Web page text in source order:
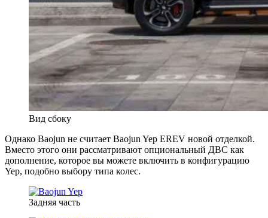
Вид сбоку
Однако Baojun не считает Baojun Yep EREV новой отделкой.
Вместо этого они рассматривают опциональный ДВС как
дополнение, которое вы можете включить в конфигурацию
Yep, подобно выбору типа колес.
Задняя часть